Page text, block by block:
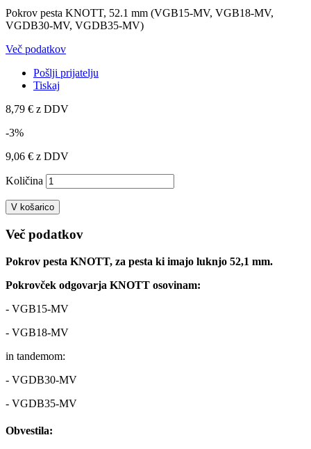
Pokrov pesta KNOTT, 52.1 mm (VGB15-MV, VGB18-MV,
VGDB30-MV, VGDB35-MV)
Več podatkov
Pošlji prijatelju
Tiskaj
8,79 € z DDV
-3%
9,06 € z DDV
Količina
V košarico
Več podatkov
Pokrov pesta KNOTT, za pesta ki imajo luknjo 52,1 mm.
Pokrovček odgovarja KNOTT osovinam:
- VGB15-MV
- VGB18-MV
in tandemom:
- VGDB30-MV
- VGDB35-MV
Obvestila: